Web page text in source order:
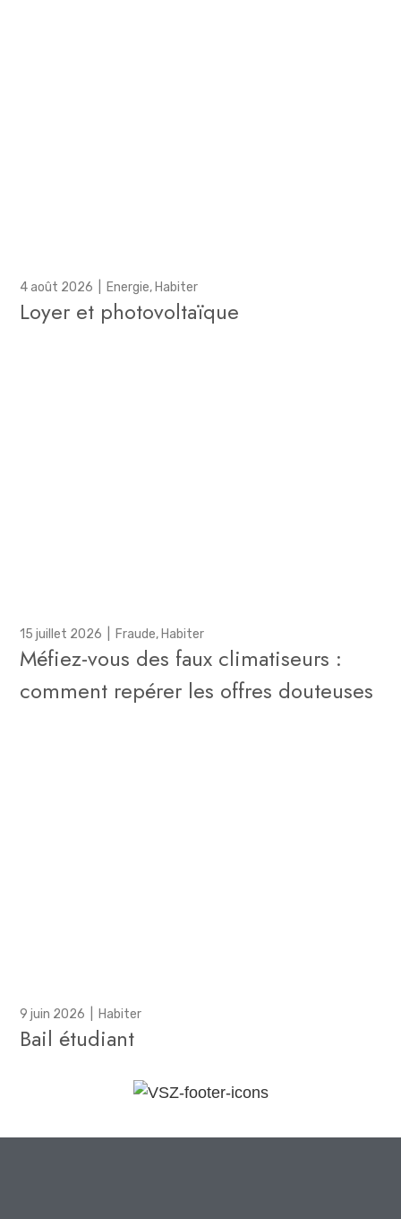
4 août 2026 Energie, Habiter
Loyer et photovoltaïque
15 juillet 2026 Fraude, Habiter
Méfiez-vous des faux climatiseurs :
comment repérer les offres douteuses
9 juin 2026 Habiter
Bail étudiant